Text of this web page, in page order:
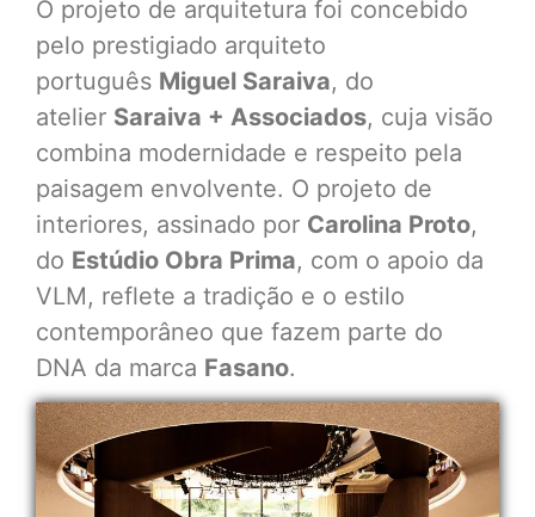
O projeto de arquitetura foi concebido
pelo prestigiado arquiteto
português Miguel Saraiva, do
atelier Saraiva + Associados, cuja visão
combina modernidade e respeito pela
paisagem envolvente. O projeto de
interiores, assinado por Carolina Proto,
do Estúdio Obra Prima, com o apoio da
VLM, reflete a tradição e o estilo
contemporâneo que fazem parte do
DNA da marca Fasano.